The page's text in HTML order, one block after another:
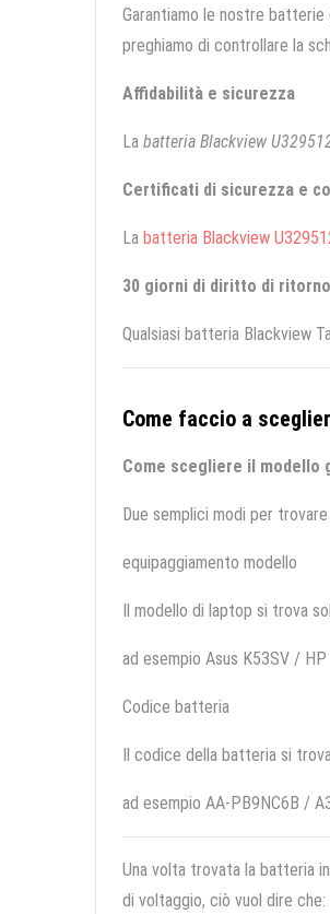
Garantiamo le nostre
preghiamo di controllare la
Affidabilità e sicurezza
La batteria Blackview
Certificati di sicurezza e
La batteria Blackview
30 giorni di diritto di ritorno
Qualsiasi batteria Blackview
Come faccio a
Come scegliere il modello
Due semplici modi per
equipaggiamento modello
Il modello di laptop si trova
ad esempio Asus K53SV /
Codice batteria
Il codice della batteria si
ad esempio AA-PB9NC6B /
Una volta trovata la batteria
di voltaggio, ciò vuol dire che: